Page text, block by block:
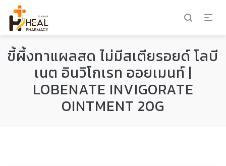
ขี้ผึ้งทาแผลสด ไม่มีสเตียรอยด์ โลบี
เนต อินวิโกเรท ออยเมนท์ |
LOBENATE INVIGORATE
OINTMENT 20G